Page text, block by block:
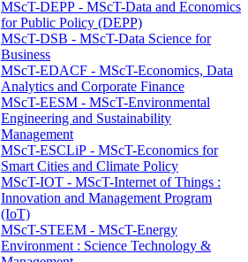
MScT-DEPP - MScT-Data and Economics
for Public Policy (DEPP)
MScT-DSB - MScT-Data Science for
Business
MScT-EDACF - MScT-Economics, Data
Analytics and Corporate Finance
MScT-EESM - MScT-Environmental
Engineering and Sustainability
Management
MScT-ESCLiP - MScT-Economics for
Smart Cities and Climate Policy
MScT-IOT - MScT-Internet of Things :
Innovation and Management Program
(IoT)
MScT-STEEM - MScT-Energy
Environment : Science Technology &